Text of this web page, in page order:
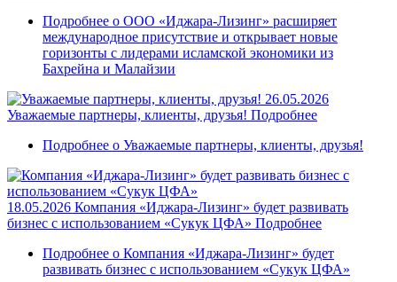
Подробнее о ООО «Иджара-Лизинг» расширяет
международное присутствие и открывает новые
горизонты с лидерами исламской экономики из
Бахрейна и Малайзии
26.05.2026
Уважаемые партнеры, клиенты, друзья! Подробнее
Подробнее о Уважаемые партнеры, клиенты, друзья!
18.05.2026 Компания «Иджара-Лизинг» будет развивать
бизнес с использованием «Сукук ЦФА» Подробнее
Подробнее о Компания «Иджара-Лизинг» будет
развивать бизнес с использованием «Сукук ЦФА»